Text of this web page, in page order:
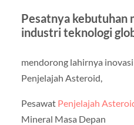
Pesatnya kebutuhan
industri teknologi
mendorong lahirnya
Penjelajah Asteroid,
PesawatPenjelajah
Mineral Masa Depan